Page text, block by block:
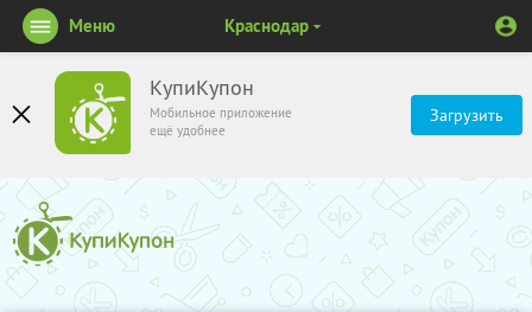
КупиКупон
Мобильное приложение
ещё удобнее
Загрузить
Меню Краснодар